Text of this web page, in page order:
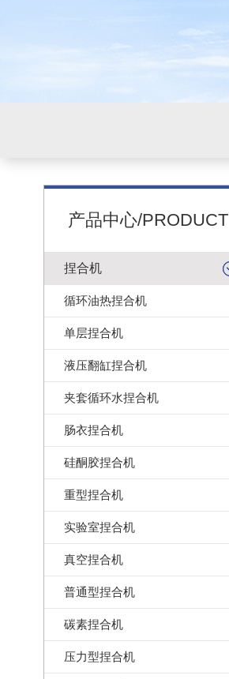
产品中心/PRODUCT
捏合机
循环油热捏合机
单层捏合机
液压翻缸捏合机
夹套循环水捏合机
肠衣捏合机
硅酮胶捏合机
重型捏合机
实验室捏合机
真空捏合机
普通型捏合机
碳素捏合机
压力型捏合机